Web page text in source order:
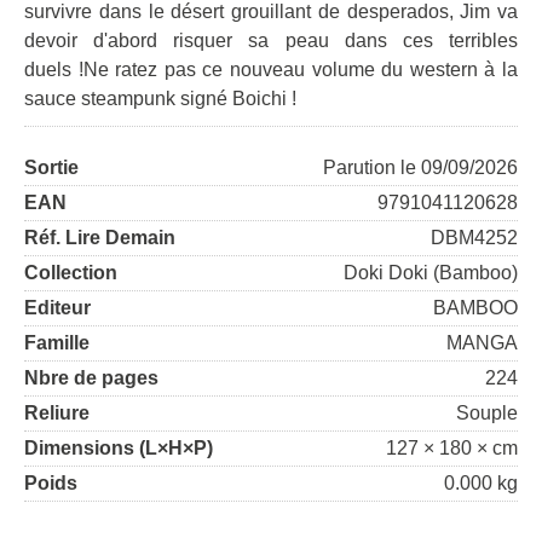
survivre dans le désert grouillant de desperados, Jim va
devoir d'abord risquer sa peau dans ces terribles
duels !Ne ratez pas ce nouveau volume du western à la
sauce steampunk signé Boichi !
Sortie
Parution le 09/09/2026
EAN
9791041120628
Réf. Lire Demain
DBM4252
Collection
Doki Doki (Bamboo)
Editeur
BAMBOO
Famille
MANGA
Nbre de pages
224
Reliure
Souple
Dimensions (L×H×P)
127 × 180 × cm
Poids
0.000 kg